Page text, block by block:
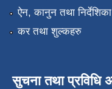
ऐन, कानुन तथा निर्देशिका
कर तथा शुल्कहरु
सुचना तथा प्रविधि